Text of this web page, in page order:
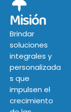
Misión
Brindar
soluciones
integrales y
personalizada
s que
impulsen el
crecimiento